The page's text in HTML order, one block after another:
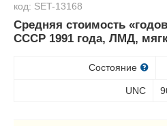
код: SET-13168
Средняя стоимость
СССР 1991 года, ЛМД,
Состояние
UNC